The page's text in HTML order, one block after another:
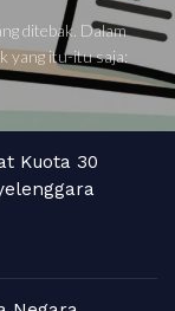
ditebak. Dalam
yang itu-itu saja:
Kuota 30